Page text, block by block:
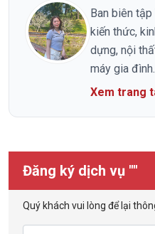
Ban biên
kiến thức,
dựng, nội
máy gia đình.
Xem trang
Đăng ký dịch vụ ""
Quý khách vui lòng để lại